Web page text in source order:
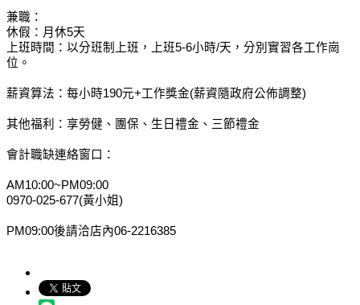
兼職：
休假：月休5天
上班時間：以分班制上班，上班5-6小時/天，分別實習各工作崗
位。
薪資算法：每小時190元+工作獎金(薪資隨政府公佈調整)
其他福利：享勞健、團保、生日禮金、三節禮金
會計職缺連絡窗口：
AM10:00~PM09:00
0970-025-677(黃小姐)
PM09:00後請洽店內06-2216385